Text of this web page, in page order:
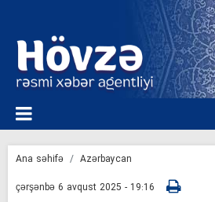
Ana səhifə
Azərbaycan
çərşənbə 6 avqust 2025 - 19:16